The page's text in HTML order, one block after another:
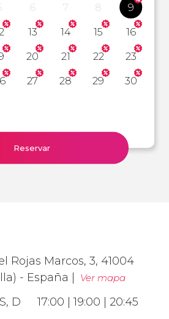
6 7 8
9
13 14 15
16
20 21 22
23
27 28 29
30
Reservar
Rojas Marcos, 3, 41004
- España |
Ver mapa
D
17:00 | 19:00 | 20:45